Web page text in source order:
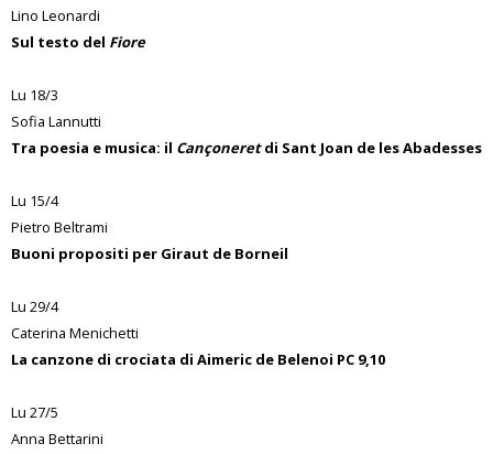
Lino Leonardi
Sul testo del Fiore
Lu 18/3
Sofia Lannutti
Tra poesia e musica: il Cançoneretdi Sant Joan de les Abadesses
Lu 15/4
Pietro Beltrami
Buoni propositi per Giraut de Borneil
Lu 29/4
Caterina Menichetti
La canzone di crociata di Aimeric de Belenoi PC 9,10
Lu 27/5
Anna Bettarini